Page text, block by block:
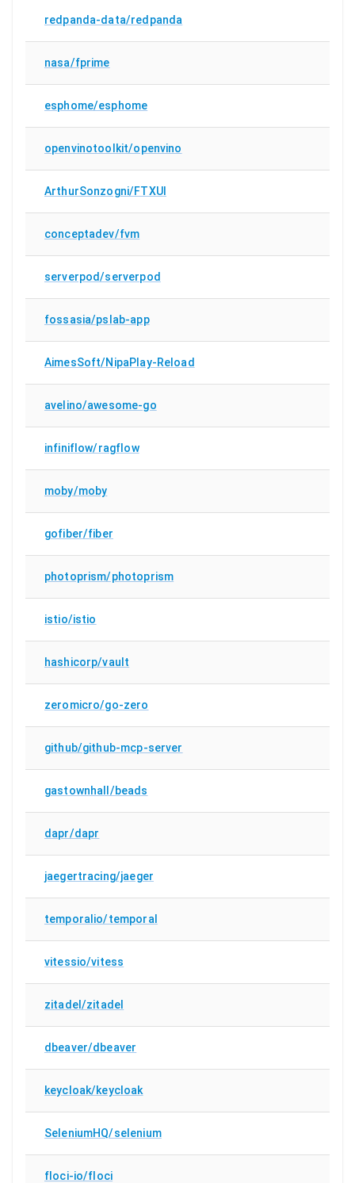
redpanda-data/redpanda
nasa/fprime
esphome/esphome
openvinotoolkit/openvino
ArthurSonzogni/FTXUI
conceptadev/fvm
serverpod/serverpod
fossasia/pslab-app
AimesSoft/NipaPlay-Reload
avelino/awesome-go
infiniflow/ragflow
moby/moby
gofiber/fiber
photoprism/photoprism
istio/istio
hashicorp/vault
zeromicro/go-zero
github/github-mcp-server
gastownhall/beads
dapr/dapr
jaegertracing/jaeger
temporalio/temporal
vitessio/vitess
zitadel/zitadel
dbeaver/dbeaver
keycloak/keycloak
SeleniumHQ/selenium
floci-io/floci